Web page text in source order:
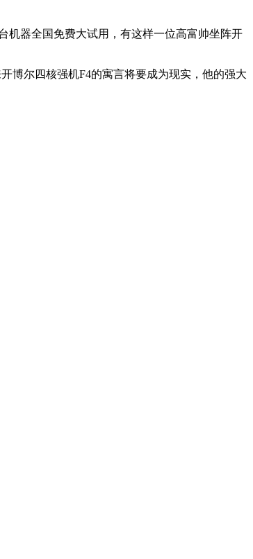
机器全国免费大试用，有这样一位高富帅坐阵开
博尔四核强机F4的寓言将要成为现实，他的强大